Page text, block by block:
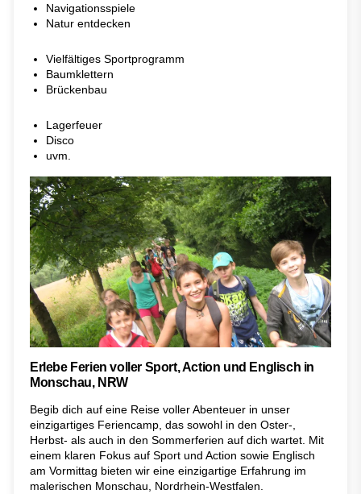
Navigationsspiele
Natur entdecken
Vielfältiges Sportprogramm
Baumklettern
Brückenbau
Lagerfeuer
Disco
uvm.
Erlebe Ferien voller Sport, Action und Englisch in
Monschau, NRW
Begib dich auf eine Reise voller Abenteuer in unser
einzigartiges Feriencamp, das sowohl in den Oster-,
Herbst- als auch in den Sommerferien auf dich wartet. Mit
einem klaren Fokus auf Sport und Action sowie Englisch
am Vormittag bieten wir eine einzigartige Erfahrung im
malerischen Monschau, Nordrhein-Westfalen.